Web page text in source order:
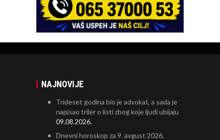
NAJNOVIJE
Trideset godina bio je advokat, a sada je
napisao triler o listi zbog koje ljudi ubijaju
09.08.2026.
Dnevni horoskop za 9. avgust 2026.